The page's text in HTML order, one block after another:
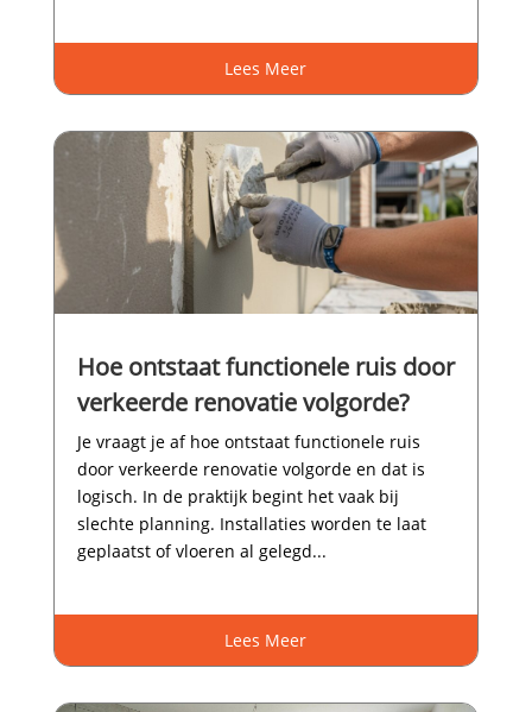
Lees Meer
Hoe ontstaat functionele ruis door
verkeerde renovatie volgorde?
Je vraagt je af hoe ontstaat functionele ruis
door verkeerde renovatie volgorde en dat is
logisch.​ In de praktijk begint het vaak bij
slechte planning.​ Installaties worden te laat
geplaatst of vloeren al gelegd...
Lees Meer